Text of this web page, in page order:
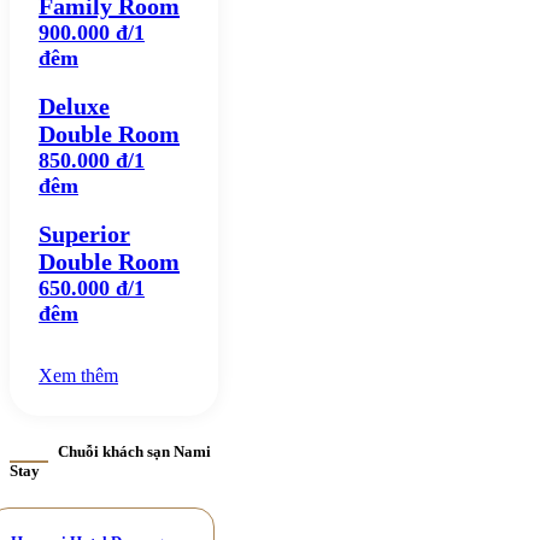
Family Room
900.000 đ/1
đêm
Deluxe
Double Room
850.000 đ/1
đêm
Superior
Double Room
650.000 đ/1
đêm
Xem thêm
Chuỗi khách sạn Nami
Stay